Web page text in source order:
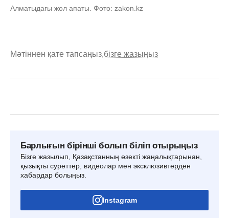
Алматыдағы жол апаты. Фото: zakon.kz
Мәтіннен қате тапсаңыз,бізге жазыңыз
Барлығын бірінші болып біліп отырыңыз
Бізге жазылып, Қазақстанның өзекті жаңалықтарынан,
қызықты суреттер, видеолар мен эксклюзивтерден
хабардар болыңыз.
Instagram